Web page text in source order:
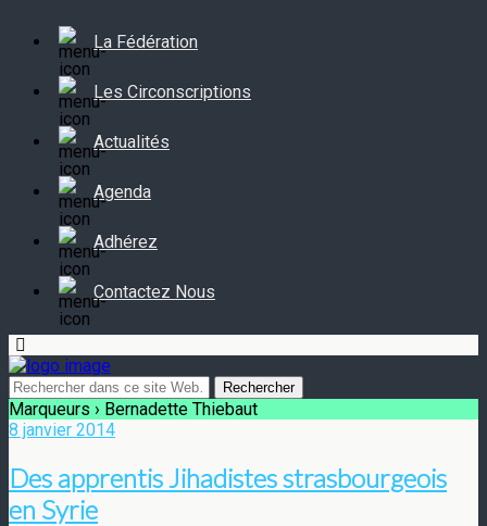
La Fédération
Les Circonscriptions
Actualités
Agenda
Adhérez
Contactez Nous
Marqueurs › Bernadette Thiebaut
8 janvier 2014
Des apprentis Jihadistes strasbourgeois
en Syrie